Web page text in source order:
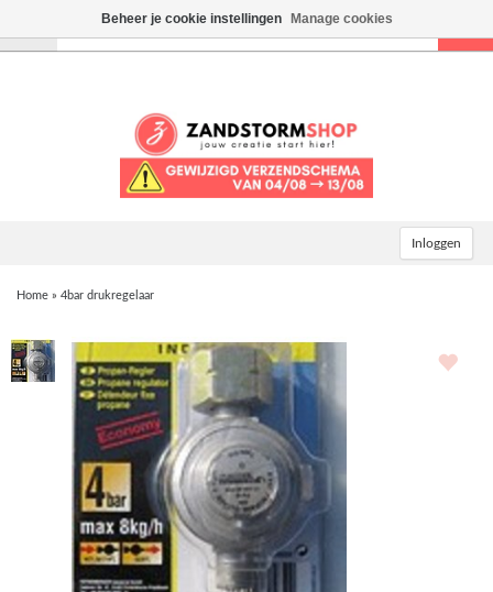
Inloggen
Home » 4bar drukregelaar
Beheer je cookie instellingen Manage cookies